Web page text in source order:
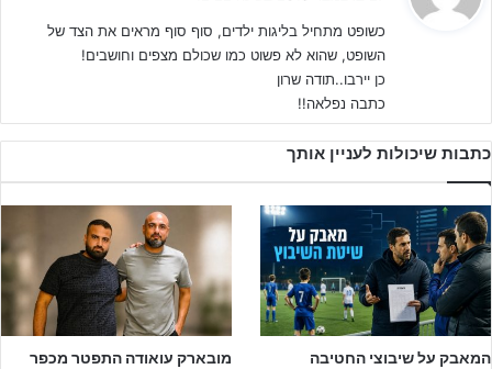
ביציעים ישנה נטייה להאשים את השופטים בכל דבר שקורה על כר
הדשא- כשהקבוצה שהגענו לעודד מפסידה- השופט אשם, כשהמשחק
לא מתפתח לפי הציפיות- השופט אשם, וגם אם הדשא לא מספיק ירוק-
יהיו מי שיענישו את השופט.
כדי לעשות סדר ולהוכיח ששופט הוא בסך הכול בן של שופט – ראיינתי
ב
:
כשופט מתחיל בליגות ילדים, סוף סוף מראים את הצד של
השופט, שהוא לא פשוט כמו שכולם מצפים וחושבים!
כן יירבו..תודה שרון
כתבה נפלאה!!
כתבות שיכולות לעניין אותך
המאבק על שיבוצי החטיבה
מובארק עואודה התפטר מכפר